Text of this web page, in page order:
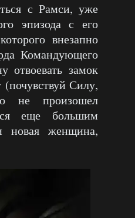
с Рамси, уже
эпизода с его
внезапно
Командующего
отвоевать замок
Силу,
не произошел
еще большим
новая женщина,